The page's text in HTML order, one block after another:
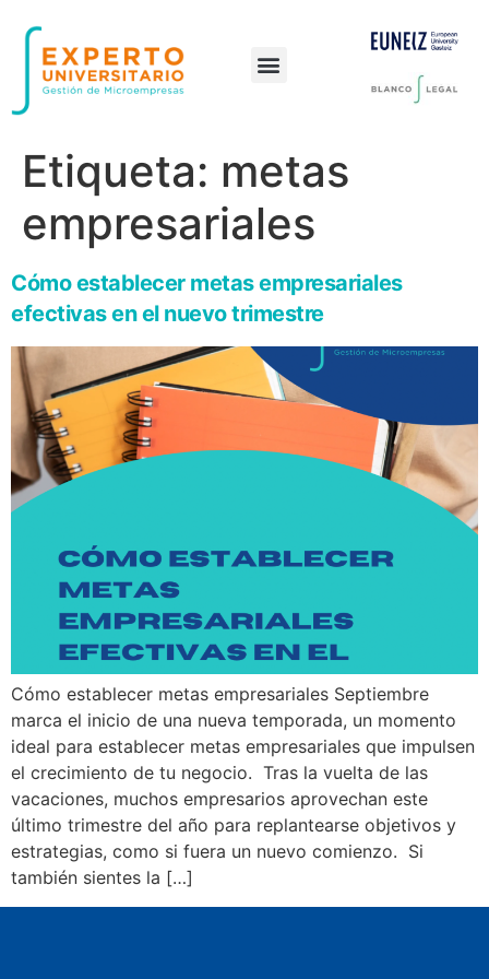
Etiqueta: metas
empresariales
Cómo establecer metas empresariales
efectivas en el nuevo trimestre
Cómo establecer metas empresariales Septiembre
marca el inicio de una nueva temporada, un momento
ideal para establecer metas empresariales que impulsen
el crecimiento de tu negocio. Tras la vuelta de las
vacaciones, muchos empresarios aprovechan este
último trimestre del año para replantearse objetivos y
estrategias, como si fuera un nuevo comienzo. Si
también sientes la […]